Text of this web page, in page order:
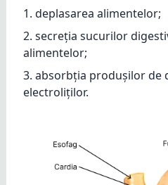
deplasarea alimentelor;
secreția sucurilor
alimentelor;
absorbția produșilor de
electroliților.